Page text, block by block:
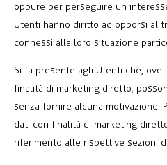
oppure per perseguire un
Utenti hanno diritto ad opporsi al
connessi alla loro situazione
Si fa presente agli Utenti che,
finalità di marketing diretto,
senza fornire alcuna motivazione.
dati con finalità di marketing
riferimento alle rispettive sezioni